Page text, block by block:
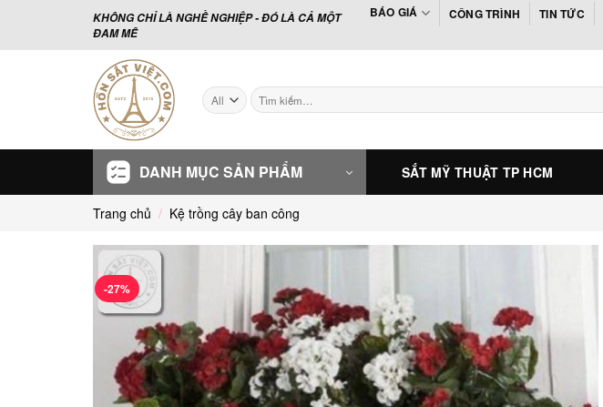
KHÔNG CHỈ LÀ NGHỀ NGHIỆP - ĐÓ LÀ CẢ MỘT
ĐAM MÊ
BÁO GIÁ CÔNG TRÌNH TIN TỨC
Tìm
kiếm:
DANH MỤC SẢN PHẨM SẮT MỸ THUẬT TP HCM
Trang chủ / Kệ trồng cây ban công
-27%